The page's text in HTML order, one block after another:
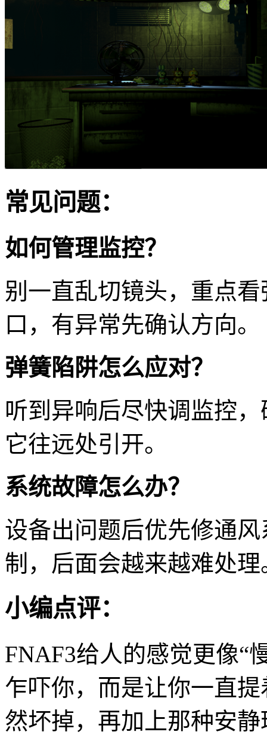
常见问题：
如何管理监控？
别一直乱切镜头，重点
口，有异常先确认方向。
弹簧陷阱怎么应对？
听到异响后尽快调监控
它往远处引开。
系统故障怎么办？
设备出问题后优先修通
制，后面会越来越难处理
小编点评：
FNAF3给人的感觉更像“
乍吓你，而是让你一直
然坏掉，再加上那种安